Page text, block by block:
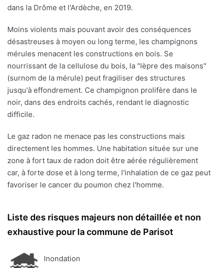
dans la Drôme et l'Ardèche, en 2019.
Moins violents mais pouvant avoir des conséquences
désastreuses à moyen ou long terme, les champignons
mérules menacent les constructions en bois. Se
nourrissant de la cellulose du bois, la "lèpre des maisons"
(surnom de la mérule) peut fragiliser des structures
jusqu'à effondrement. Ce champignon prolifère dans le
noir, dans des endroits cachés, rendant le diagnostic
difficile.
Le gaz radon ne menace pas les constructions mais
directement les hommes. Une habitation située sur une
zone à fort taux de radon doit être aérée régulièrement
car, à forte dose et à long terme, l'inhalation de ce gaz peut
favoriser le cancer du poumon chez l'homme.
Liste des risques majeurs non détaillée et non
exhaustive pour la commune de Parisot
Inondation